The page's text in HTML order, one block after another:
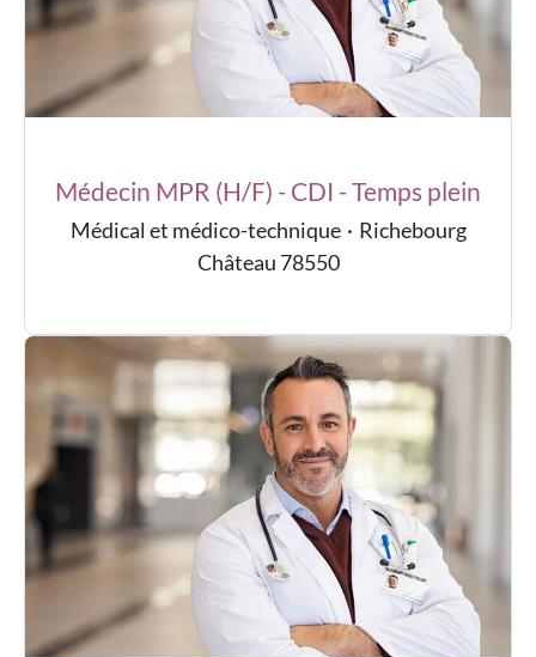
Médecin MPR (H/F) - CDI - Temps plein
Médical et médico-technique · Richebourg
Château 78550